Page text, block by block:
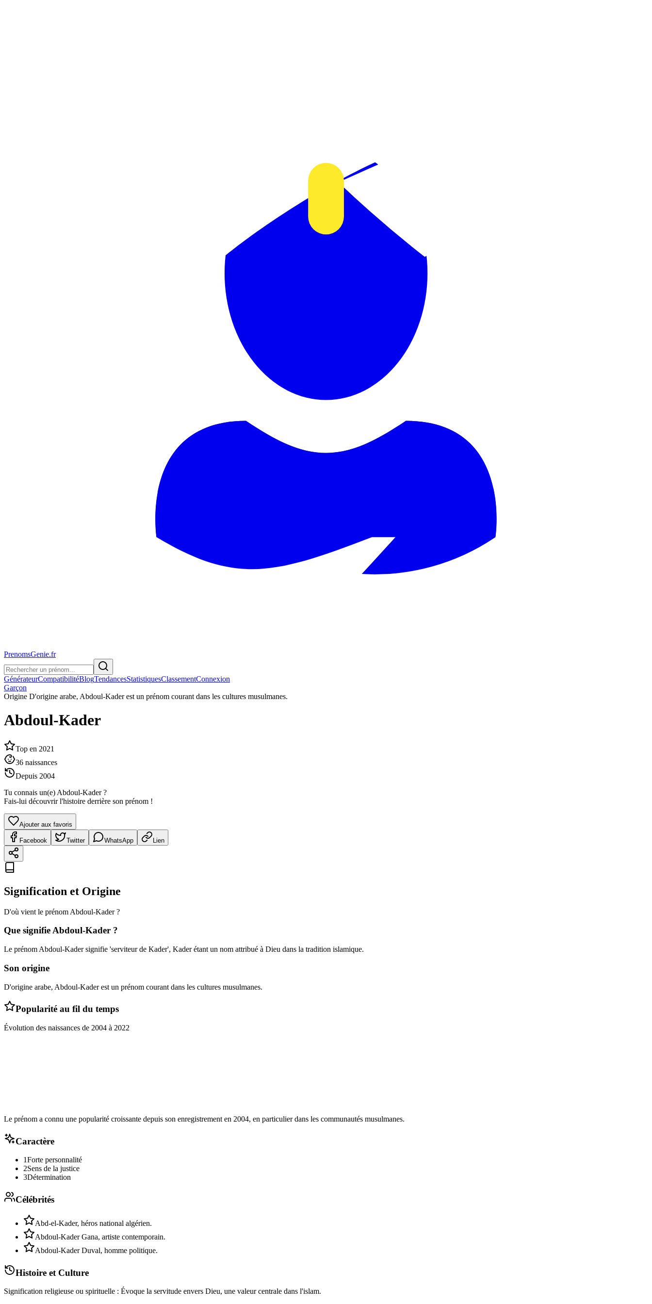
PrenomsGenie.fr
GénérateurCompatibilitéBlogTendancesStatistiquesClassementConnexion
Garçon
Origine D'origine arabe, Abdoul-Kader est un prénom courant dans les cultures musulmanes.
Abdoul-Kader
Top en 2021
36 naissances
Depuis 2004
Tu connais un(e) Abdoul-Kader?
Fais-lui découvrir l'histoire derrière son prénom !
Ajouter aux favoris
Facebook Twitter WhatsApp Lien
Signification et Origine
D'où vient le prénom Abdoul-Kader?
Que signifieAbdoul-Kader ?
Le prénom Abdoul-Kader signifie 'serviteur de Kader', Kader étant un nom attribué à Dieu dans la tradition islamique.
Son origine
D'origine arabe, Abdoul-Kader est un prénom courant dans les cultures musulmanes.
Popularité au fil du temps
Évolution des naissances de 2004 à 2022
Le prénom a connu une popularité croissante depuis son enregistrement en 2004, en particulier dans les communautés musulmanes.
Caractère
1Forte personnalité
2Sens de la justice
3Détermination
Célébrités
Abd-el-Kader, héros national algérien.
Abdoul-Kader Gana, artiste contemporain.
Abdoul-Kader Duval, homme politique.
Histoire et Culture
Signification religieuse ou spirituelle : Évoque la servitude envers Dieu, une valeur centrale dans l'islam.